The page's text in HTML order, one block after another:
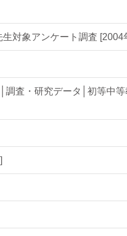
対象アンケート調査 [2004
調査・研究データ│初等中